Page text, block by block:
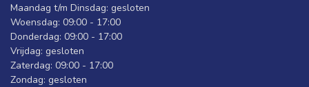
Maandag t/m Dinsdag: gesloten
Woensdag: 09:00 - 17:00
Donderdag: 09:00 - 17:00
Vrijdag: gesloten
Zaterdag: 09:00 - 17:00
Zondag: gesloten